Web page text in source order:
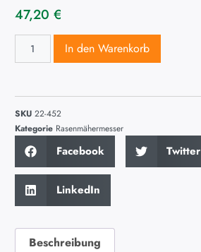
47,20 €
In den Warenkorb
SKU 22-452
Kategorie Rasenmähermesser
Facebook Twitter
LinkedIn
Beschreibung